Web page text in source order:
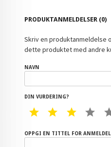
PRODUKTANMELDELSER (0)
Skriv en produktanmeldelse
dette produktet med andre
NAVN
DIN VURDERING?
1 STAR2 STAR3 STAR
4
OPPGI EN TITTEL FOR